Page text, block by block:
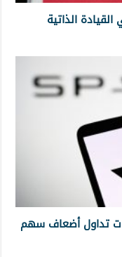
الذاتية
تداول أضعاف سهم